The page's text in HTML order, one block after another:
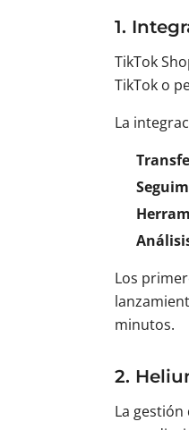
1.
TikTok
TikTok o
La
Los
minutos.
2.
La